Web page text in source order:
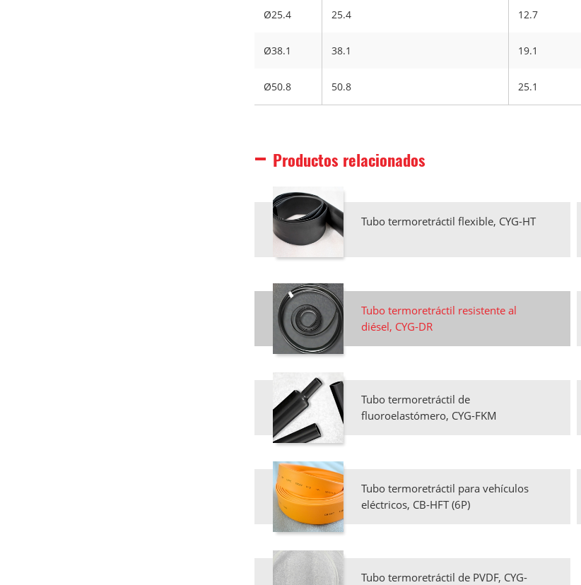
Ø25.4 25.4 12.7
Ø38.1 38.1 19.1
Ø50.8 50.8 25.1
Productos relacionados
Tubo termoretráctil flexible, CYG-HT
Tubo termoretráctil resistente al
diésel, CYG-DR
Tubo termoretráctil de
fluoroelastómero, CYG-FKM
Tubo termoretráctil para vehículos
eléctricos, CB-HFT (6P)
Tubo termoretráctil de PVDF, CYG-